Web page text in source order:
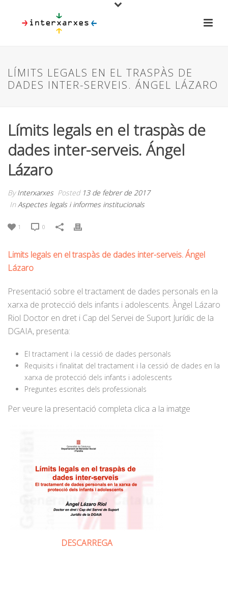
LÍMITS LEGALS EN EL TRASPÀS DE
DADES INTER-SERVEIS. ÁNGEL LÁZARO
Límits legals en el traspàs de
dades inter-serveis. Ángel
Lázaro
ByInterxarxes Posted 13 de febrer de 2017
InAspectes legals i informes institucionals
1 0
Limits legals en el traspàs de dades inter-serveis. Ángel
Lázaro
Presentació sobre el tractament de dades personals en la
xarxa de protecció dels infants i adolescents. Àngel Lázaro
Riol Doctor en dret i Cap del Servei de Suport Jurídic de la
DGAIA, presenta:
El tractament i la cessió de dades personals
Requisits i finalitat del tractament i la cessió de dades en la
xarxa de protecció dels infants i adolescents
Preguntes escrites dels professionals
Per veure la presentació completa clica a la imatge
DESCARREGA